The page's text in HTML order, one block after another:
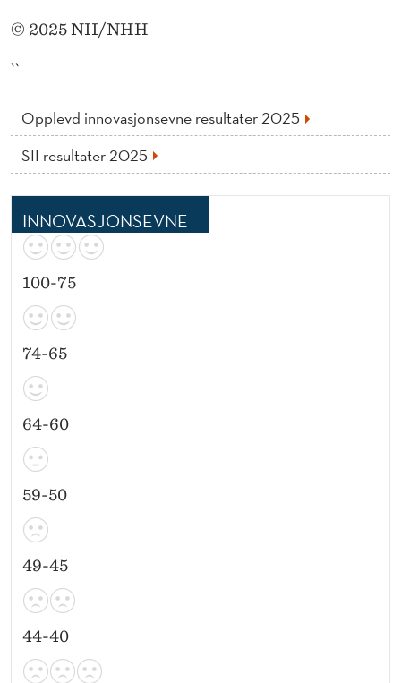
© 2025 NII/NHH
``
Opplevd innovasjonsevne resultater 2025
SII resultater 2025
INNOVASJONSEVNE
100-75
74-65
64-60
59-50
49-45
44-40